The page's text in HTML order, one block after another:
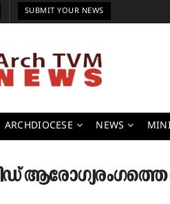
SUBMIT YOUR NEWS
ARCHDIOCESE NEWS